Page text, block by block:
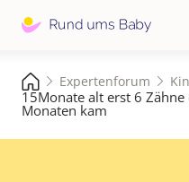
Expertenforum
15Monate alt erst 6
Monaten kam